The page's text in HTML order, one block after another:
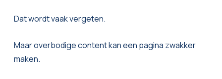
Dat wordt vaak vergeten.
Maar overbodige content kan een pagina zwakker
maken.